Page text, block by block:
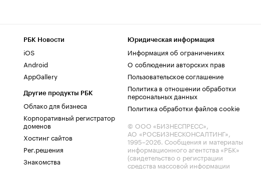
РБК Новости
iOS
Android
AppGallery
Другие продукты РБК
Облако для бизнеса
Корпоративный регистратор
доменов
Хостинг сайтов
Рег.решения
Знакомства
Юридическая информация
Информация об ограничениях
О соблюдении авторских прав
Пользовательское соглашение
Политика в отношении обработки
персональных данных
Политика обработки файлов cookie
© ООО «БИЗНЕСПРЕСС»,
АО «РОСБИЗНЕСКОНСАЛТИНГ»,
1995–2026. Сообщения и материалы
информационного агентства «РБК»
(свидетельство о регистрации
средства массовой информации